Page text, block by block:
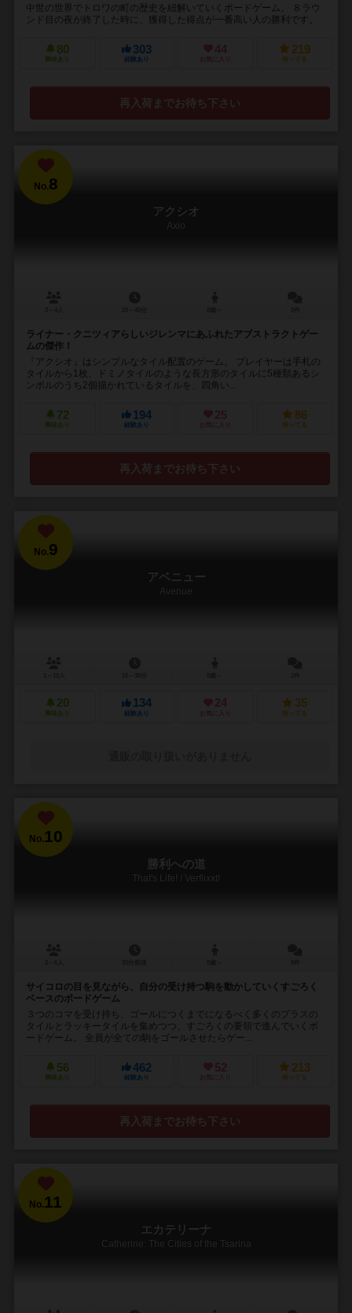
中世の世界でトロワの町の歴史を紐解いていくボードゲーム。 ８ラウ
ンド目の夜が終了した時に、獲得した得点が一番高い人の勝利です。
80
興味あり
303
経験あり
44
お気に入り
219
持ってる
再入荷までお待ち下さい
No.8
アクシオ
Axio
ライナー・クニツィアらしいジレンマにあふれたアブストラクトゲー
ムの傑作！
『アクシオ』はシンプルなタイル配置のゲーム。 プレイヤーは手札の
タイルから1枚、ドミノタイルのような長方形のタイルに5種類あるシ
ンボルのうち2個描かれているタイルを、四角い...
72
興味あり
194
経験あり
25
お気に入り
86
持ってる
再入荷までお待ち下さい
No.9
アベニュー
Avenue
20
興味あり
134
経験あり
24
お気に入り
35
持ってる
No. 10
勝利への道
That's Life! / Verflixxt!
サイコロの目を見ながら、自分の受け持つ駒を動かしていくすごろく
ベースのボードゲーム
３つのコマを受け持ち、ゴールにつくまでになるべく多くのプラスの
タイルとラッキータイルを集めつつ、すごろくの要領で進んでいくボ
ードゲーム。 全員が全ての駒をゴールさせたらゲー...
56
興味あり
462
経験あり
52
お気に入り
213
持ってる
再入荷までお待ち下さい
No.11
エカテリーナ
Catherine: The Cities of the Tsarina